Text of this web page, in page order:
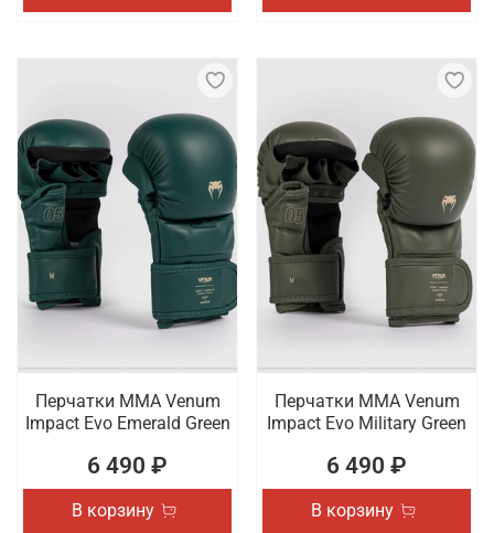
Перчатки ММА Venum
Impact Evo Emerald Green
6 490 ₽
В корзину
Перчатки ММА Venum
Impact Evo Military Green
6 490 ₽
В корзину